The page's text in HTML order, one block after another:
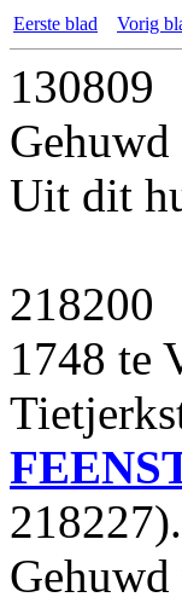
Eerste blad Vorig
130809
Gehuwd
Uit dit
218200
1748 te
218227).